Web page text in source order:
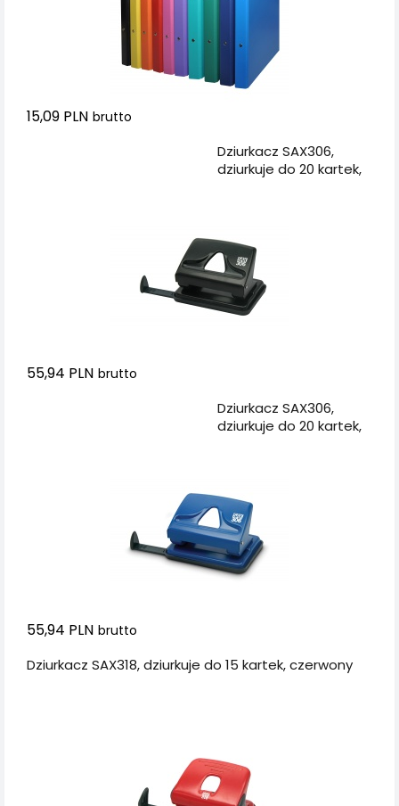
15,09 PLN brutto
Dziurkacz SAX306,
dziurkuje do 20 kartek,
55,94 PLN brutto
Dziurkacz SAX306,
dziurkuje do 20 kartek,
55,94 PLN brutto
Dziurkacz SAX318, dziurkuje do 15 kartek, czerwony